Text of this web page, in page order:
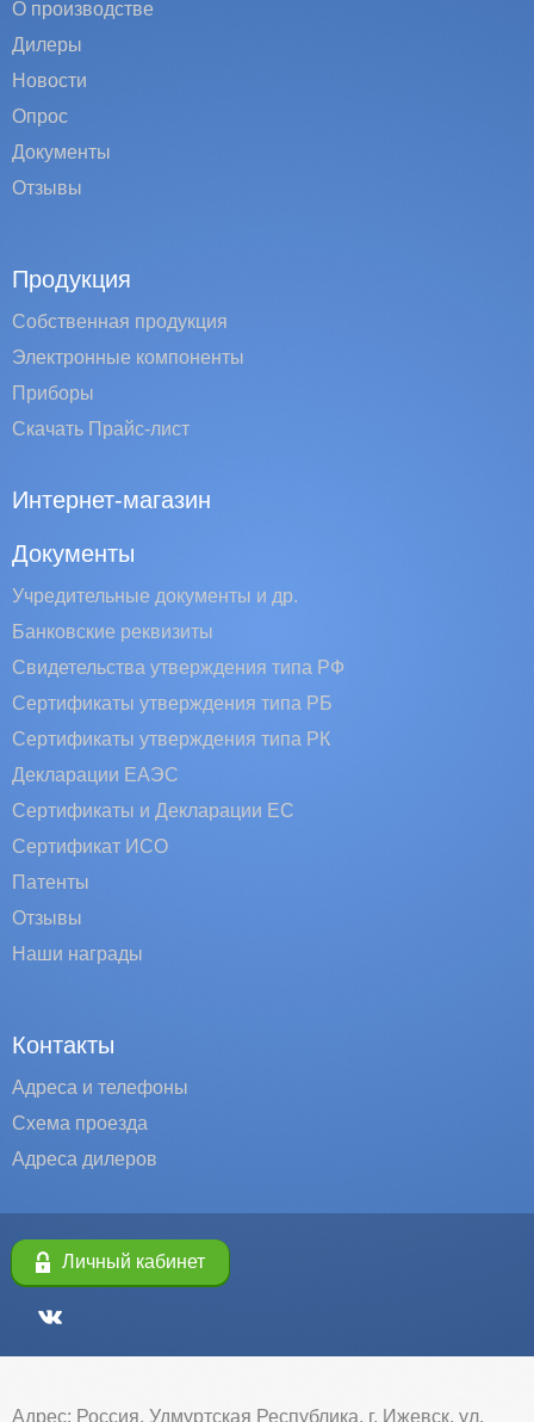
О производстве
Дилеры
Новости
Опрос
Документы
Отзывы
Продукция
Собственная продукция
Электронные компоненты
Приборы
Скачать Прайс-лист
Интернет-магазин
Документы
Учредительные документы и др.
Банковские реквизиты
Свидетельства утверждения типа РФ
Сертификаты утверждения типа РБ
Сертификаты утверждения типа РК
Декларации ЕАЭС
Сертификаты и Декларации EC
Сертификат ИСО
Патенты
Отзывы
Наши награды
Контакты
Адреса и телефоны
Схема проезда
Адреса дилеров
Личный кабинет
Адрес: Россия, Удмуртская Республика, г. Ижевск, ул.